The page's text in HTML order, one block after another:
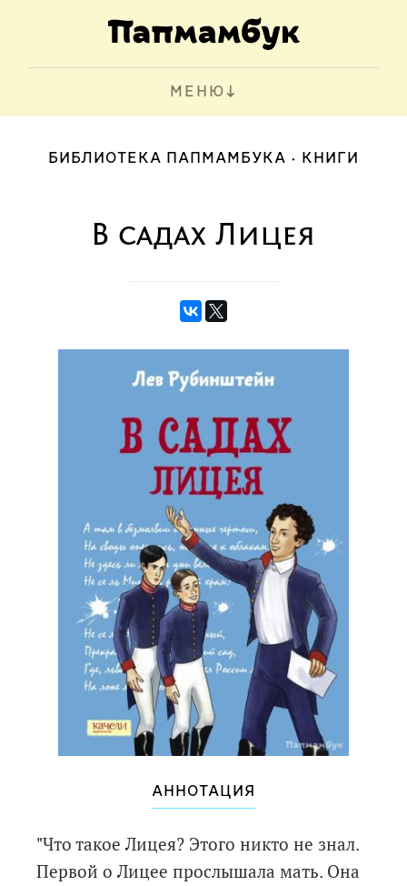
МЕНЮ
БИБЛИОТЕКА ПАПМАМБУКА КНИГИ
В садах Лицея
АННОТАЦИЯ
"Что такое Лицея? Этого никто не знал.
Первой о Лицее прослышала мать. Она